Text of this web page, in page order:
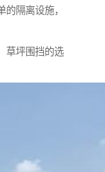
隔离设施，
草坪围挡的选